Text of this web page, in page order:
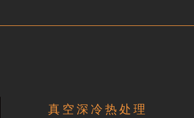
真空深冷热处理